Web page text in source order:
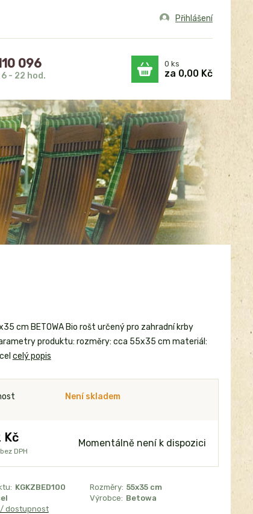
Přihlášení
096
6 - 22 hod.
0 ks
za 0,00 Kč
cm BETOWA Bio rošt určený pro zahradní krby
produktu: rozměry: cca 55x35 cm materiál:
celý popis
Není skladem
Kč
bez DPH
Momentálně není k dispozici
KGKZBED100 Rozměry: 55x35 cm
Výrobce: Betowa
dostupnost